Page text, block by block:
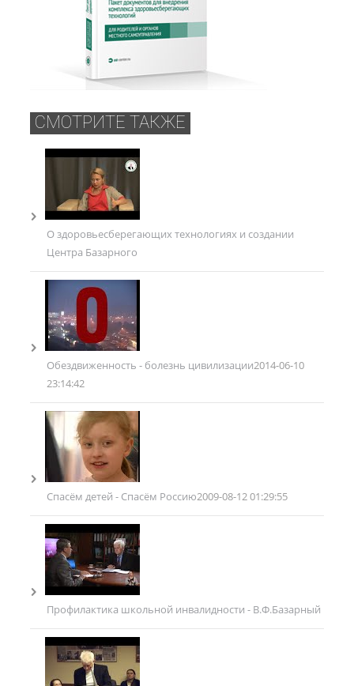
СМОТРИТЕ ТАКЖЕ
О здоровьесберегающих технологиях и создании
Центра Базарного
Обездвиженность - болезнь цивилизации2014-06-10
23:14:42
Спасём детей - Спасём Россию2009-08-12 01:29:55
Профилактика школьной инвалидности - В.Ф.Базарный